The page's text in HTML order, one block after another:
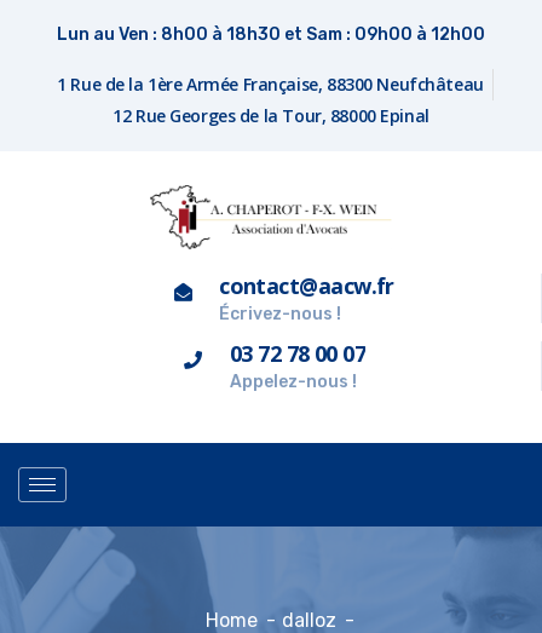
Lun au Ven : 8h00 à 18h30 et Sam : 09h00 à 12h00
1 Rue de la 1ère Armée Française, 88300 Neufchâteau
12 Rue Georges de la Tour, 88000 Epinal
contact@aacw.fr
Écrivez-nous !
03 72 78 00 07
Appelez-nous !
Home
dalloz